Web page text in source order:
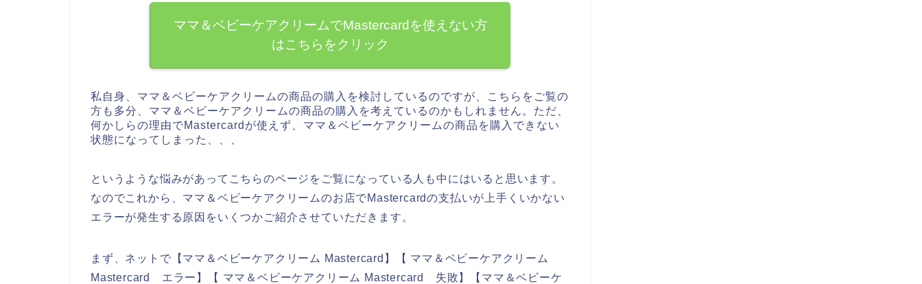
ママ＆ベビーケアクリームでMastercardを使えない方
はこちらをクリック
私自身、ママ＆ベビーケアクリームの商品の購入を検討しているのですが、こちらをご覧の
方も多分、ママ＆ベビーケアクリームの商品の購入を考えているのかもしれません。ただ、
何かしらの理由でMastercardが使えず、ママ＆ベビーケアクリームの商品を購入できない
状態になってしまった、、、
というような悩みがあってこちらのページをご覧になっている人も中にはいると思います。
なのでこれから、ママ＆ベビーケアクリームのお店でMastercardの支払いが上手くいかない
エラーが発生する原因をいくつかご紹介させていただきます。
まず、ネットで【ママ＆ベビーケアクリーム Mastercard】【 ママ＆ベビーケアクリーム
Mastercard エラー】【 ママ＆ベビーケアクリーム Mastercard 失敗】【ママ＆ベビーケ